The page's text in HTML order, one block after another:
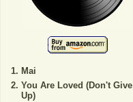
Mai
You Are Loved (Don't Give
Up)